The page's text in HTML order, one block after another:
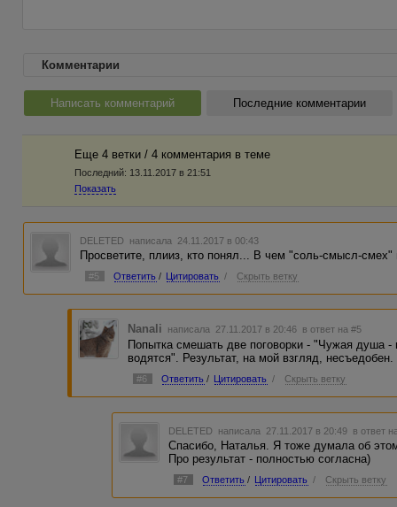
Комментарии
Написать комментарий Последние комментарии
Еще 4 ветки / 4 комментария в темe
Последний: 13.11.2017 в 21:51
Показать
DELETED написала 24.11.2017 в 00:43
Просветите, плииз, кто понял... В чем "соль-смысл-смех"
#5 Ответить / Цитировать / Скрыть ветку
Nanali написала 27.11.2017 в 20:46 в ответ на #5
Попытка смешать две поговорки - "Чужая душа
водятся". Результат, на мой взгляд, несъедобен.
#6 Ответить / Цитировать / Скрыть ветку
DELETED написала 27.11.2017 в 20:49 в ответ
Спасибо, Наталья. Я тоже думала об
Про результат - полностью согласна)
#7 Ответить / Цитировать / Скрыть ветку